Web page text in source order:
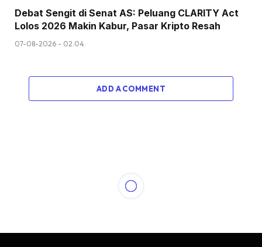
Debat Sengit di Senat AS: Peluang CLARITY Act
Lolos 2026 Makin Kabur, Pasar Kripto Resah
07-08-2026 - 02.04
ADD A COMMENT